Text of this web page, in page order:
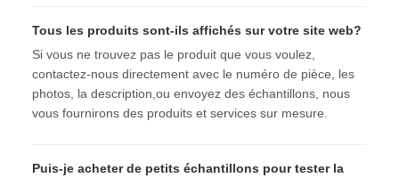
Tous les produits sont-ils affichés sur votre site web?
Si vous ne trouvez pas le produit que vous voulez,
contactez-nous directement avec le numéro de pièce, les
photos, la description,ou envoyez des échantillons, nous
vous fournirons des produits et services sur mesure.
Puis-je acheter de petits échantillons pour tester la